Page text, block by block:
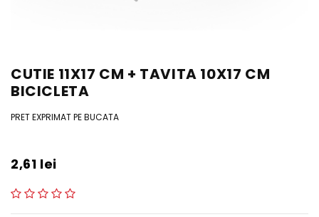
CUTIE 11X17 CM + TAVITA 10X17 CM
BICICLETA
PRET EXPRIMAT PE BUCATA
2,61 lei